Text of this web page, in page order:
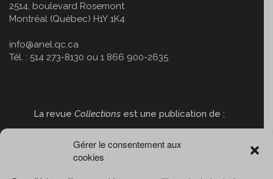
Gérer le consentement aux
cookies
2514, boulevard Rosemont
Montréal (Québec) H1Y 1K4
info@anel.qc.ca
Tél. : 514 273-8130 ou 1 866 900-2635
La revue Collections est une publication de :